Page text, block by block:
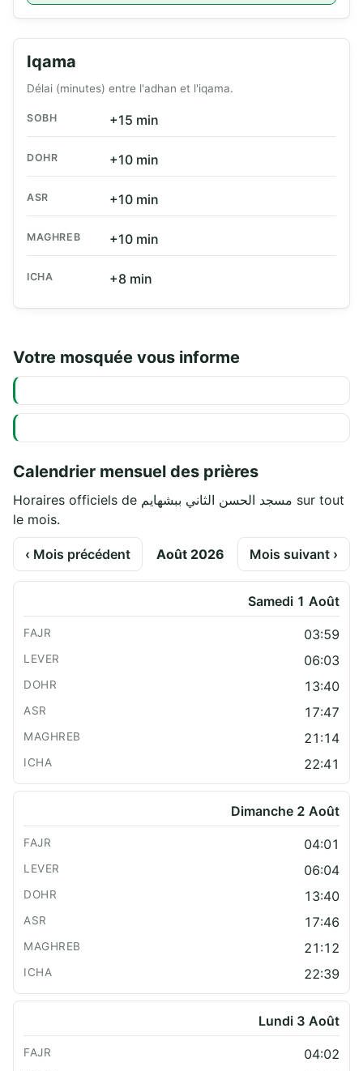
Iqama
Délai (minutes) entre l'adhan et l'iqama.
SOBH +15 min
DOHR +10 min
ASR +10 min
MAGHREB +10 min
ICHA +8 min
Votre mosquée vous informe
Calendrier mensuel des prières
Horaires officiels de مسجد الحسن الثاني ببشهايم sur tout
le mois.
‹ Mois précédent Août 2026 Mois suivant ›
Samedi 1 Août
03:59
06:03
13:40
17:47
21:14
22:41
Dimanche 2 Août
04:01
06:04
13:40
17:46
21:12
22:39
Lundi 3 Août
04:02